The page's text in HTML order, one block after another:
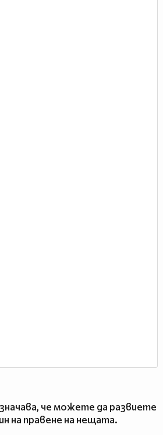
че можете да развиете
на правене на нещата.